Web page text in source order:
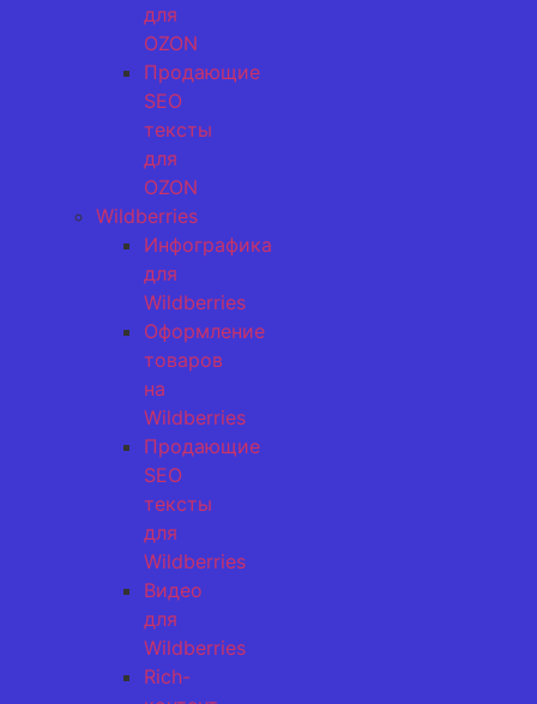
для
OZON
Продающие
SEO
тексты
для
OZON
Wildberries
Инфографика
для
Wildberries
Оформление
товаров
на
Wildberries
Продающие
SEO
тексты
для
Wildberries
Видео
для
Wildberries
Rich-